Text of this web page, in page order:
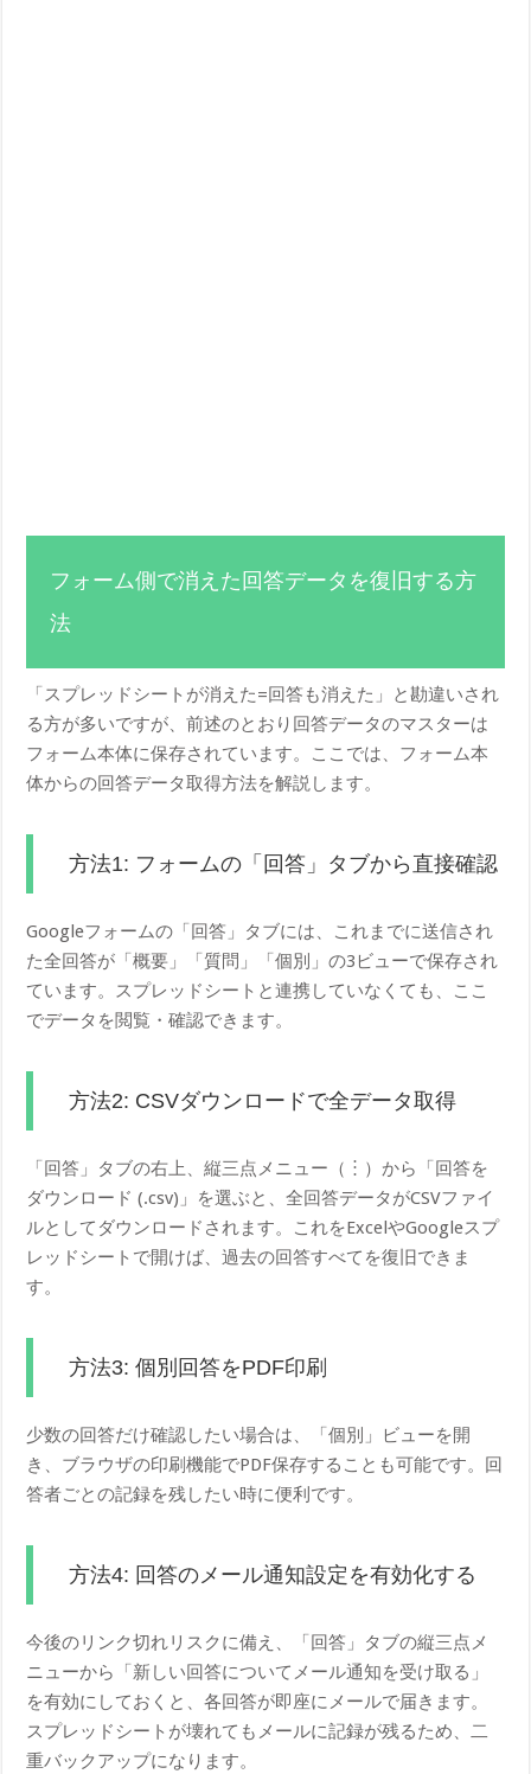
フォーム側で消えた回答データを復旧する方
法
「スプレッドシートが消えた=回答も消えた」と勘違いされ
る方が多いですが、前述のとおり回答データのマスターは
フォーム本体に保存されています。ここでは、フォーム本
体からの回答データ取得方法を解説します。
方法1: フォームの「回答」タブから直接確認
Googleフォームの「回答」タブには、これまでに送信され
た全回答が「概要」「質問」「個別」の3ビューで保存され
ています。スプレッドシートと連携していなくても、ここ
でデータを閲覧・確認できます。
方法2: CSVダウンロードで全データ取得
「回答」タブの右上、縦三点メニュー（︙）から「回答を
ダウンロード (.csv)」を選ぶと、全回答データがCSVファイ
ルとしてダウンロードされます。これをExcelやGoogleスプ
レッドシートで開けば、過去の回答すべてを復旧できま
す。
方法3: 個別回答をPDF印刷
少数の回答だけ確認したい場合は、「個別」ビューを開
き、ブラウザの印刷機能でPDF保存することも可能です。回
答者ごとの記録を残したい時に便利です。
方法4: 回答のメール通知設定を有効化する
今後のリンク切れリスクに備え、「回答」タブの縦三点メ
ニューから「新しい回答についてメール通知を受け取る」
を有効にしておくと、各回答が即座にメールで届きます。
スプレッドシートが壊れてもメールに記録が残るため、二
重バックアップになります。